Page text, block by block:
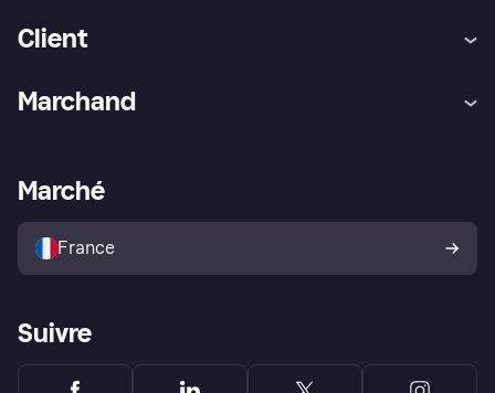
Client
Explorez les magasins
Politique de protection de
l’acheteur Klarna
Marchand
Portail Marchand
Marché
France
Suivre